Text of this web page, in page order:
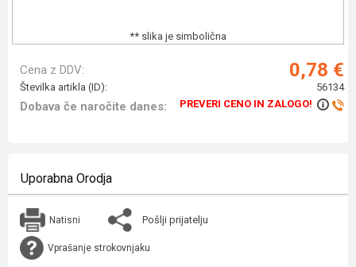
** slika je simbolična
Cena z DDV: 0,78 €
Številka artikla (ID): 56134
Dobava če naročite danes: PREVERI CENO IN ZALOGO!
Uporabna Orodja
Natisni Pošlji prijatelju
Vprašanje strokovnjaku